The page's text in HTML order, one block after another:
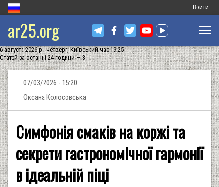
Меню
запису
Войти
ar25.org
6 августа 2026 р., четверг, Київський час 19:25
Статей за останні 24 години — 3
07/03/2026 - 15:20
Оксана Колосовська
Симфонія смаків на коржі та
секрети гастрономічної гармонії
в ідеальній піці